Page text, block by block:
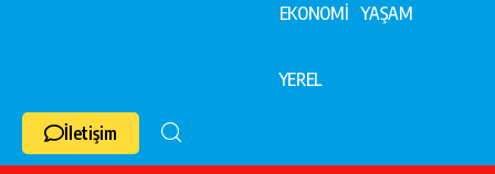
EKONOMİ YAŞAM
YEREL
İletişim